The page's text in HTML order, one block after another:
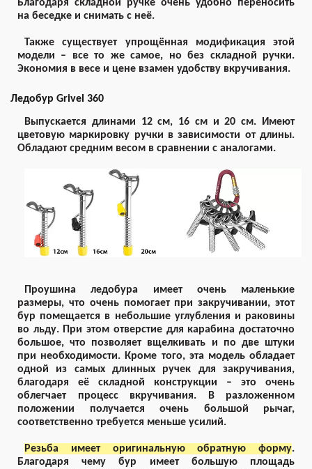
Благодаря складной ручке очень удобно переносить
на беседке и снимать с неё.
Также существует упрощённая модификация этой
модели – все то же самое, но без складной ручки.
Экономия в весе и цене взамен удобству вкручивания.
Ледобур Grivel 360
Выпускается длинами 12 см, 16 см и 20 см. Имеют
цветовую маркировку ручки в зависимости от длины.
Обладают средним весом в сравнении с аналогами.
Проушина ледобура имеет очень маленькие
размеры, что очень помогает при закручивании, этот
бур помещается в небольшие углубления и раковины
во льду. При этом отверстие для карабина достаточно
большое, что позволяет вщелкивать и по две штуки
при необходимости. Кроме того, эта модель обладает
одной из самых длинных ручек для закручивания,
благодаря её складной конструкции – это очень
облегчает процесс вкручивания. В разложенном
положении получается очень большой рычаг,
соответственно требуется меньше усилий.
Резьба имеет оригинальную обратную форму.
Благодаря чему бур имеет большую площадь